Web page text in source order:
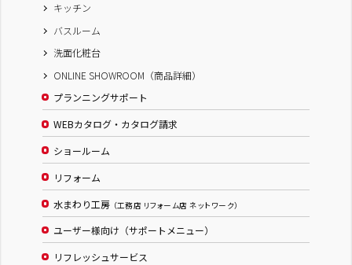
キッチン
バスルーム
洗面化粧台
ONLINE SHOWROOM（商品詳細）
プランニングサポート
WEBカタログ・カタログ請求
ショールーム
リフォーム
水まわり工房 （工務店 リフォーム店 ネットワーク）
ユーザー様向け（サポートメニュー）
リフレッシュサービス